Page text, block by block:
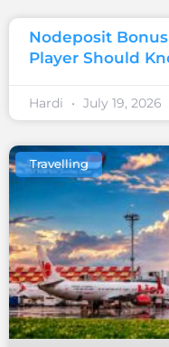
Nodeposit
Player Should
Hardi July 19, 2026
Travelling